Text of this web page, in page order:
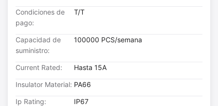
Condiciones de
pago:
T/T
Capacidad de
suministro:
100000 PCS/semana
Current Rated: Hasta 15A
Insulator Material: PA66
Ip Rating: IP67